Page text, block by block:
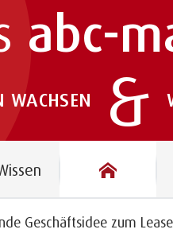
abc-
WACHSEN &
das abc-
Geschäftsidee zum